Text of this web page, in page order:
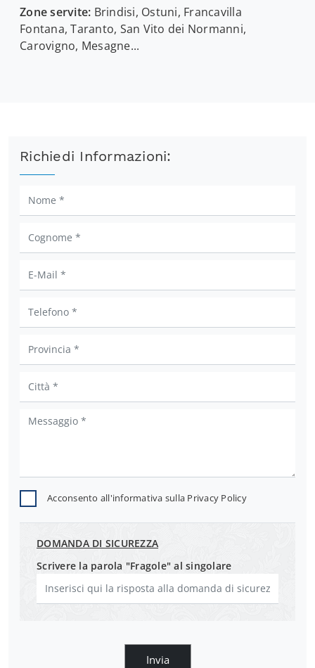
Zone servite: Brindisi, Ostuni, Francavilla
Fontana, Taranto, San Vito dei Normanni,
Carovigno, Mesagne...
Richiedi Informazioni:
Acconsento all'informativa sulla Privacy Policy
DOMANDA DI SICUREZZA
Scrivere la parola "Fragole" al singolare
Invia